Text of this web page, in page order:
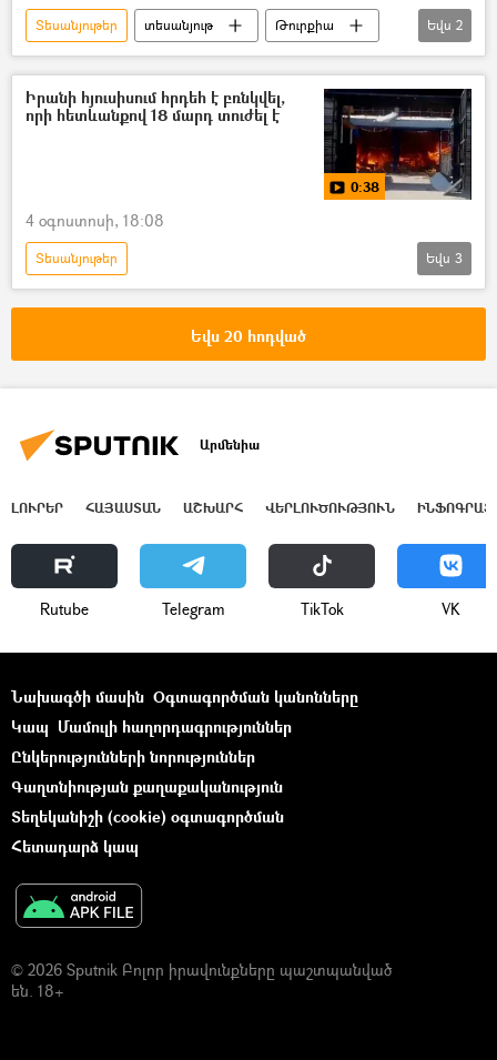
Տեսանյութեր տեսանյութ
Թուրքիա
Հայաստան
Ռուբեն Մելքոնյան (թուրքագետ)
Եվս 2
Իրանի հյուսիսում հրդեհ է բռնկվել,
որի հետևանքով 18 մարդ տուժել է
0:38
4 օգոստոսի, 18:08
Տեսանյութեր
Իրանի Իսլամական Հանրապետություն
Եվս 3
Եվս 20 հոդված
Արմենիա
ԼՈՒՐԵՐ ՀԱՅԱՍՏԱՆ ԱՇԽԱՐՀ ՎԵՐԼՈՒԾՈՒԹՅՈՒՆ
Rutube Telegram ТikТоk VK
Նախագծի մասին Օգտագործման կանոնները
Կապ Մամուլի հաղորդագրություններ
Ընկերությունների նորություններ
Գաղտնիության քաղաքականություն
Տեղեկանիշի (cookie) օգտագործման
Հետադարձ կապ
© 2026 Sputnik Բոլոր իրավունքները պաշտպանված
են. 18+